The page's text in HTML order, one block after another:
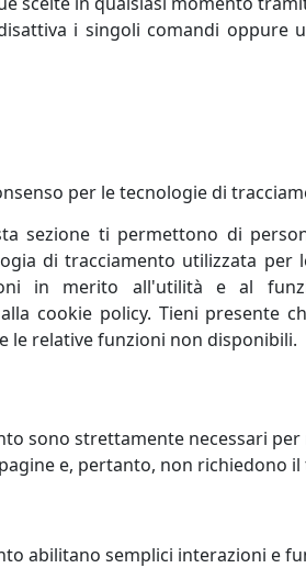
MADE IN ITALY* (100%
Viciani
i singoli comandi oppure
per le tecnologie di
sezione ti permettono di
di tracciamento utilizzata
in merito all'utilità e al
cookie policy. Tieni presente
le relative funzioni non disponibili.
sono strettamente necessari
e, pertanto, non richiedono il
abilitano semplici interazioni e